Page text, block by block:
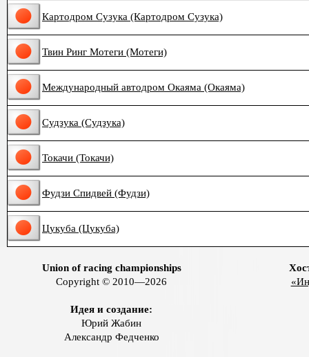
Картодром Сузука (Картодром Сузука)
Твин Ринг Мотеги (Мотеги)
Международный автодром Окаяма (Окаяма)
Судзука (Судзука)
Токачи (Токачи)
Фудзи Спидвей (Фудзи)
Цукуба (Цукуба)
Union of racing championships
Copyright © 2010—2026
Идея и создание:
Юрий Жабин
Александр Федченко